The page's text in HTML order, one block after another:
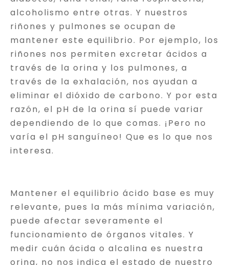
alcoholismo entre otras. Y nuestros
riñones y pulmones se ocupan de
mantener este equilibrio. Por ejemplo, los
riñones nos permiten excretar ácidos a
través de la orina y los pulmones, a
través de la exhalación, nos ayudan a
eliminar el dióxido de carbono. Y por esta
razón, el pH de la orina sí puede variar
dependiendo de lo que comas. ¡Pero no
varía el pH sanguíneo! Que es lo que nos
interesa.
Mantener el equilibrio ácido base es muy
relevante, pues la más mínima variación,
puede afectar severamente el
funcionamiento de órganos vitales. Y
medir cuán ácida o alcalina es nuestra
orina, no nos indica el estado de nuestro